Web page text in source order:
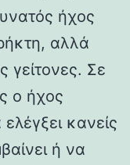
ήχος
αλλά
γείτονες. Σε
ο ήχος
κανείς
ή να